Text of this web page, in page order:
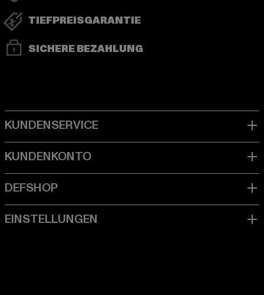
TIEFPREISGARANTIE
SICHERE BEZAHLUNG